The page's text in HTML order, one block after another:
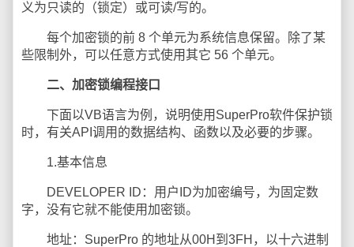
义为只读的（锁定）或可读/写的。
每个加密锁的前 8 个单元为系统信息保留。除了某
些限制外，可以任意方式使用其它 56 个单元。
二、加密锁编程接口
下面以VB语言为例，说明使用SuperPro软件保护锁
时，有关API调用的数据结构、函数以及必要的步骤。
1.基本信息
DEVELOPER ID：用户ID为加密编号，为固定数
字，没有它就不能使用加密锁。
地址：SuperPro 的地址从00H到3FH，以十六进制